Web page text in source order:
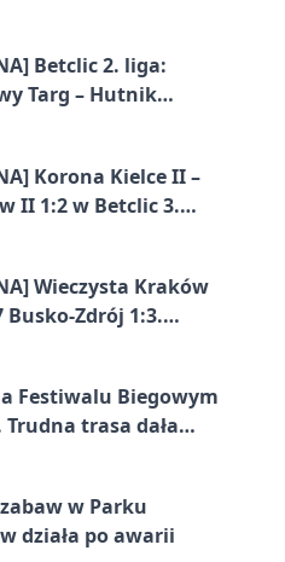
Betclic 2. liga:
Targ – Hutnik
Korona Kielce II –
II 1:2 w Betclic 3.
meczu
Wieczysta Kraków
Busko-Zdrój 1:3.
IV)
Festiwalu Biegowym
trasa dała
w Parku
działa po awarii